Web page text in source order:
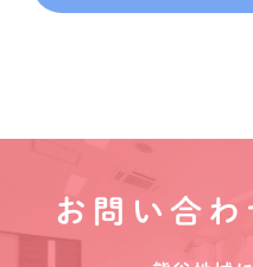
お問い合